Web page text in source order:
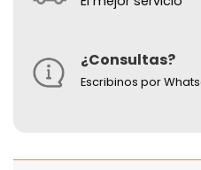
¿Consultas?
Escribinos por